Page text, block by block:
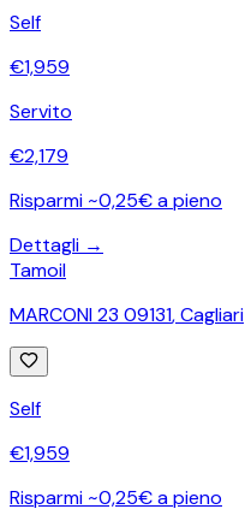
Self
€1,959
Servito
€2,179
Risparmi ~0,25€ a pieno
Dettagli →
Tamoil
MARCONI 23 09131,Cagliari
Self
€1,959
Risparmi ~0,25€ a pieno